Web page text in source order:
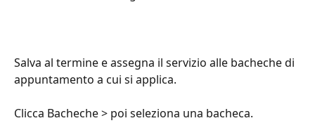
Salva al termine e assegna il servizio alle bacheche di
appuntamento a cui si applica.
Clicca Bacheche > poi seleziona una bacheca.